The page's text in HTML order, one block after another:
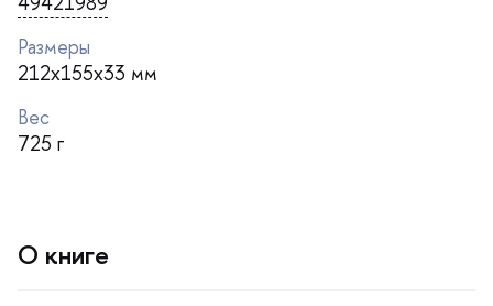
Размеры
212x155x33 мм
ес
725
О книге